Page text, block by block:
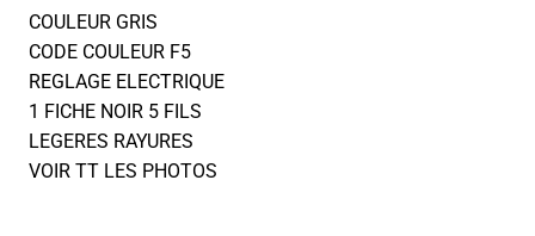
COULEUR GRIS
CODE COULEUR F5
REGLAGE ELECTRIQUE
1 FICHE NOIR 5 FILS
LEGERES RAYURES
VOIR TT LES PHOTOS